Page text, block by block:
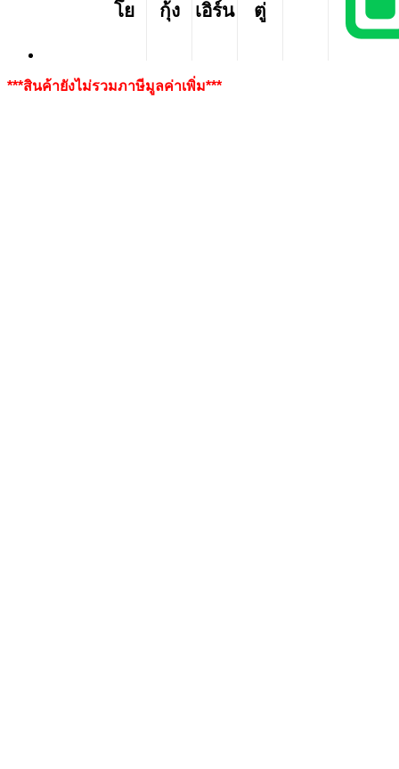
โย
กุ้ง
เอิร์น
ตู่
***สินค้ายังไม่รวมภาษีมูลค่าเพิ่ม***